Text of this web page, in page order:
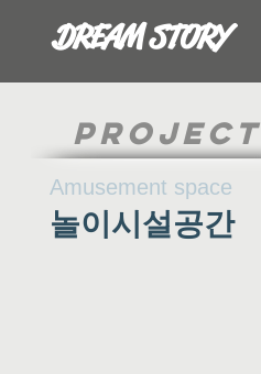
DREAM STORY
PROJECT
Amusement space
​놀이시설공간